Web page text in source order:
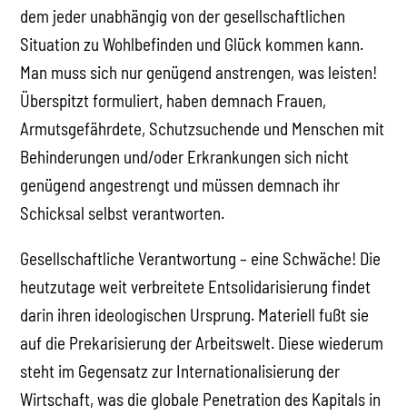
dem jeder unabhängig von der gesellschaftlichen
Situation zu Wohlbefinden und Glück kommen kann.
Man muss sich nur genügend anstrengen, was leisten!
Überspitzt formuliert, haben demnach Frauen,
Armutsgefährdete, Schutzsuchende und Menschen mit
Behinderungen und/oder Erkrankungen sich nicht
genügend angestrengt und müssen demnach ihr
Schicksal selbst verantworten.
Gesellschaftliche Verantwortung – eine Schwäche! Die
heutzutage weit verbreitete Entsolidarisierung findet
darin ihren ideologischen Ursprung. Materiell fußt sie
auf die Prekarisierung der Arbeitswelt. Diese wiederum
steht im Gegensatz zur Internationalisierung der
Wirtschaft, was die globale Penetration des Kapitals in